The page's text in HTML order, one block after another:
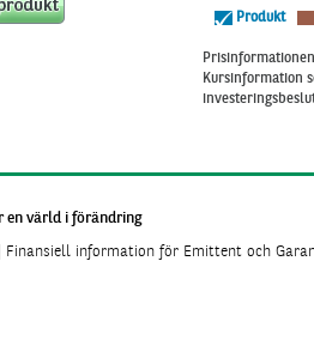
Produkt
Kursinformation
en värld i förändring
Finansiell information för Emittent och